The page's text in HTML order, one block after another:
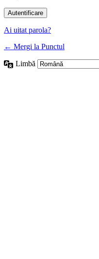
Ai uitat parola?
← Mergi la Punctul
Limbă